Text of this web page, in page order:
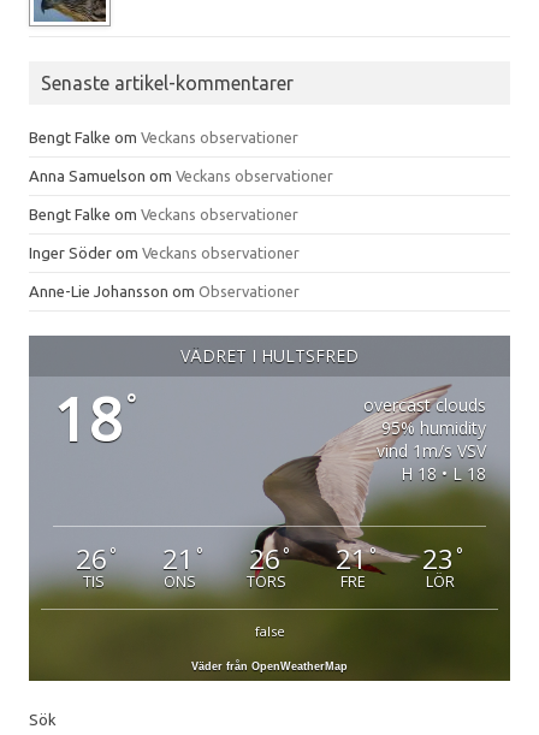
Senaste artikel-kommentarer
Bengt Falke om Veckans observationer
Anna Samuelson om Veckans observationer
Bengt Falke om Veckans observationer
Inger Söder om Veckans observationer
Anne-Lie Johansson om Observationer
VÄDRET I HULTSFRED
18°
overcast clouds
95% humidity
vind 1m/s VSV
H 18 • L 18
26°
TIS
21 °
ONS
26°
TORS
21°
FRE
23 °
LÖR
false
Väder från OpenWeatherMap
Sök